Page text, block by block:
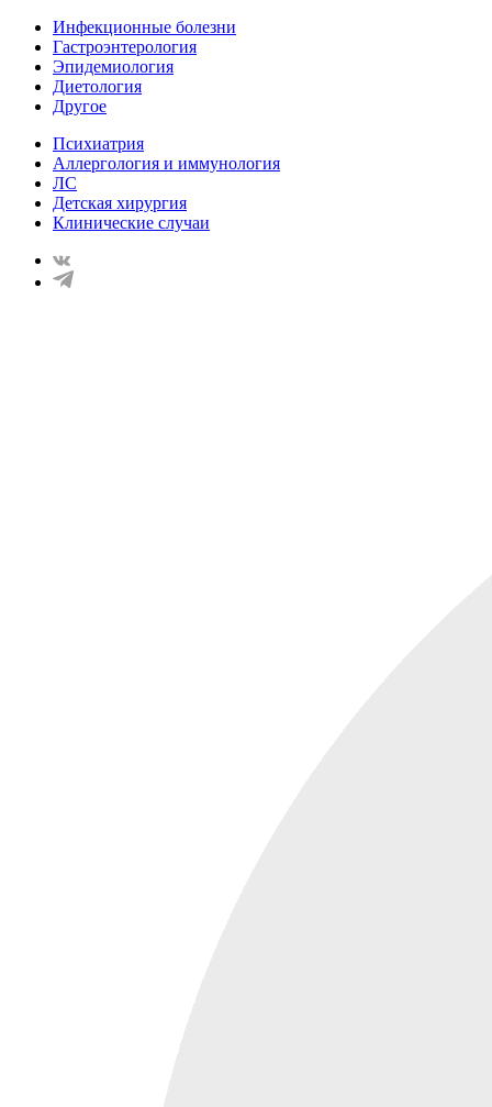
Инфекционные болезни
Гастроэнтерология
Эпидемиология
Диетология
Другое
Психиатрия
Аллергология и иммунология
ЛС
Детская хирургия
Клинические случаи